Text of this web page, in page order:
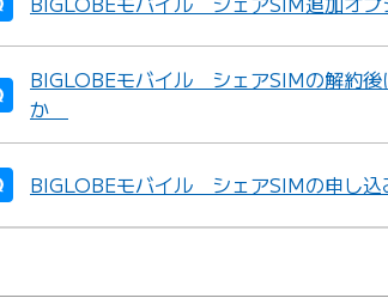
BIGLOBEモバイル シェアSIMの解約後
か
BIGLOBEモバイル シェアSIMの申し込